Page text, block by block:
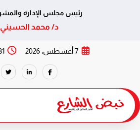
رئيس مجلس الإدارة
د/ محمد الحسيني
7 أغسطس، 2026